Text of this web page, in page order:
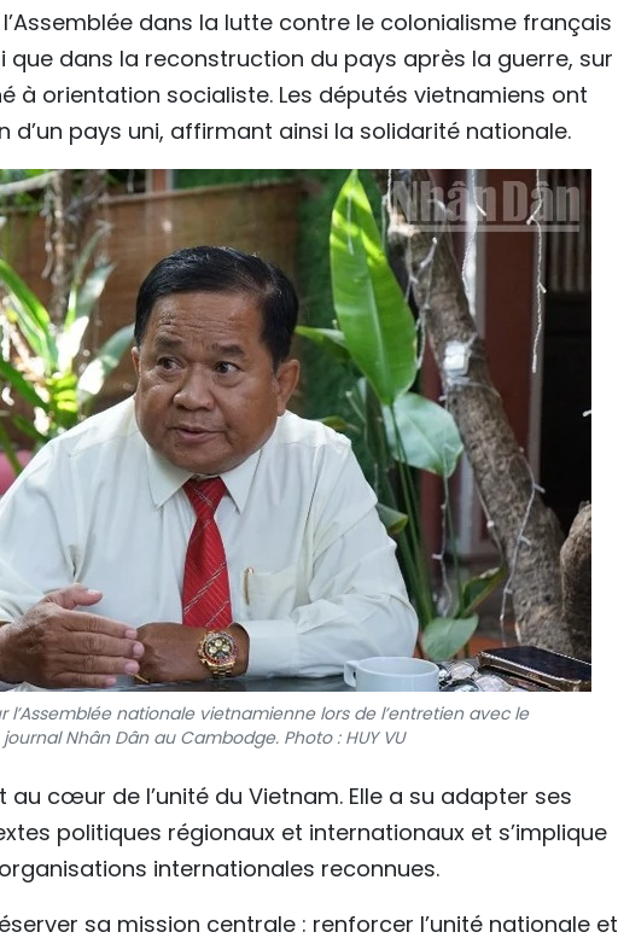
dans la lutte contre le colonialisme français
que dans la reconstruction du pays après la guerre, sur
à orientation socialiste. Les députés vietnamiens ont
pays uni, affirmant ainsi la solidarité nationale.
l’Assemblée nationale vietnamienne lors de l’entretien avec le
Nhân Dân au Cambodge. Photo : HUY VU
au cœur de l’unité du Vietnam. Elle a su adapter ses
politiques régionaux et internationaux et s’implique
internationales reconnues.
sa mission centrale : renforcer l’unité nationale et